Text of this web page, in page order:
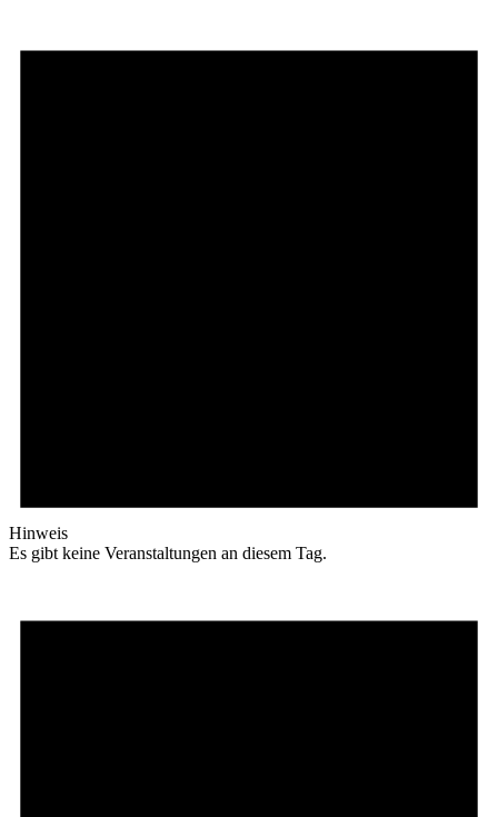
Hinweis
Es gibt keine Veranstaltungen an diesem Tag.